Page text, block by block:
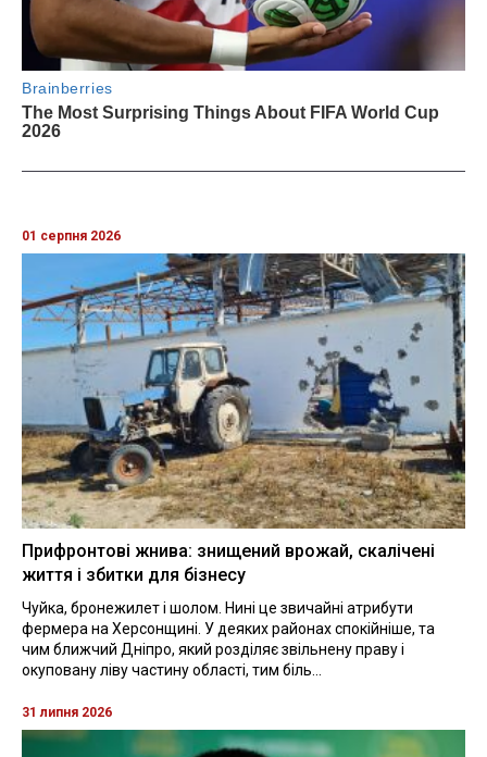
01 серпня 2026
Прифронтові жнива: знищений врожай, скалічені
життя і збитки для бізнесу
Чуйка, бронежилет і шолом. Нині це звичайні атрибути
фермера на Херсонщині. У деяких районах спокійніше, та
чим ближчий Дніпро, який розділяє звільнену праву і
окуповану ліву частину області, тим біль...
31 липня 2026